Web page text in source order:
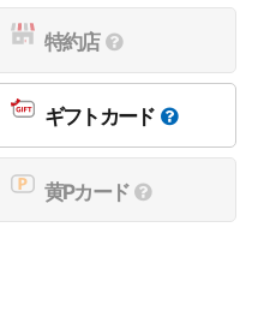
特約店
ギフトカード
黄Pカード